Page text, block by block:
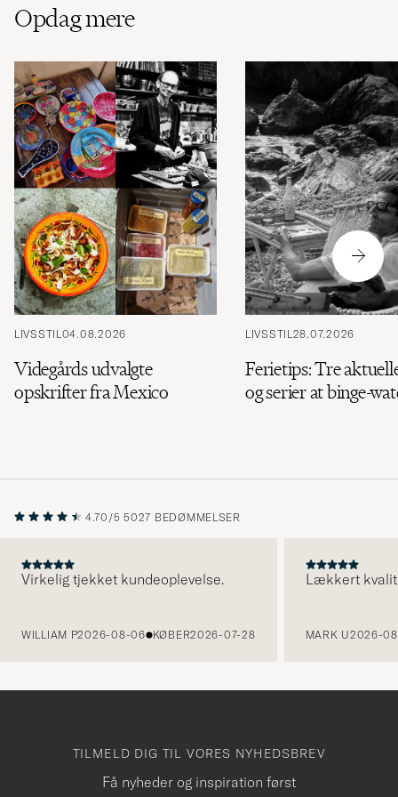
Opdag mere
LIVSSTIL04.08.2026
Videgårds udvalgte
opskrifter fra Mexico
LIVSSTIL28.07.2026
Ferietips: Tre
og serier at binge-
4.70/5 5027 BEDØMMELSER
Virkelig tjekket kundeoplevelse.
WILLIAM P2026-08-06 KØBER2026-07-28
Lækkert
MARK U2026-
TILMELD DIG TIL VORES NYHEDSBREV
Få nyheder og inspiration først